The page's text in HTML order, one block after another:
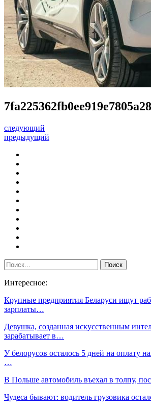
следующий
предыдущий
Интересное:
Крупные предприятия Беларуси ищут
зарплаты…
Девушка, созданная искусственным
зарабатывает в…
У белорусов осталось 5 дней на оплату
…
В Польше автомобиль въехал в толпу,
Чудеса бывают: водитель грузовика